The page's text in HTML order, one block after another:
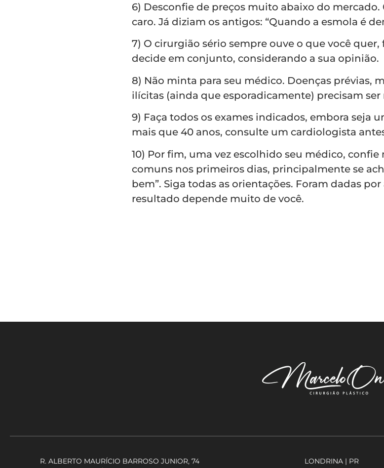
6) Desconfie de preços muito abaixo do
caro. Já diziam os antigos: “Quando a esmola é
7) O cirurgião sério sempre ouve o que você
decide em conjunto, considerando a sua opinião.
8) Não minta para seu médico. Doenças prévias,
ilícitas (ainda que esporadicamente) precisam
9) Faça todos os exames indicados, embora seja
mais que 40 anos, consulte um cardiologista
10) Por fim, uma vez escolhido seu médico, confie
comuns nos primeiros dias, principalmente se
bem”. Siga todas as orientações. Foram dadas
resultado depende muito de você.
R. ALBERTO MAURÍCIO BARROSO JUNIOR, 74
LONDRINA | PR